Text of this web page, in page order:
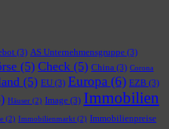
(3) AS Unternehmensgruppe (3)
(5) Check (5) China (3) Corona
(5) EU (3) Europa (6) EZB (3)
Häuser (2) Image (3) Immobilien
(2) Immobilienmarkt (2) Immobilienpreise